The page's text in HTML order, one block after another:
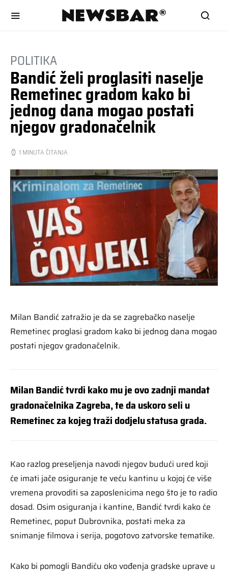
POLITIKA
Bandić želi proglasiti naselje
Remetinec gradom kako bi
jednog dana mogao postati
njegov gradonačelnik
1 MINUTA ČITANJA
Milan Bandić zatražio je da se zagrebačko naselje
Remetinec proglasi gradom kako bi jednog dana mogao
postati njegov gradonačelnik.
Milan Bandić tvrdi kako mu je ovo zadnji mandat
gradonačelnika Zagreba, te da uskoro seli u
Remetinec za kojeg traži dodjelu statusa grada.
Kao razlog preseljenja navodi njegov budući ured koji
će imati jače osiguranje te veću kantinu u kojoj će više
vremena provoditi sa zaposlenicima nego što je to radio
dosad. Osim osiguranja i kantine, Bandić tvrdi kako će
Remetinec, poput Dubrovnika, postati meka za
snimanje filmova i serija, pogotovo zatvorske tematike.
Kako bi pomogli Bandiću oko vođenja gradske uprave u